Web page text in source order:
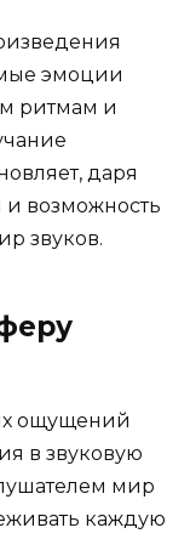
эмоции
ритмам и
даря
и возможность
звуков.
ощущений
в звуковую
мир
каждую